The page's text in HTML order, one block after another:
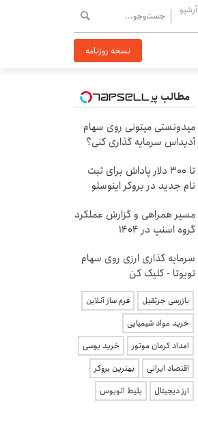
آرشیو
نسخه روزنامه
مطالب پیشنهادی
میدونستی میتونی روی سهام
آدیداس سرمایه گذاری کنی؟
تا ۳۰۰ دلار پاداش برای ثبت
نام جدید در بروکر اینوسلو
مسیر همراهی و گزارش عملکرد
گروه اسنپ در ۱۴۰۴
سرمایه گذاری ارزی روی سهام
تویوتا - کلیک کن
بازرسی جرثقیل
فرم ساز آنلاین
خرید مواد شیمیایی
امداد کرمان موتور
خرید یوسی
اقتصاد ایرانی
بهترین بروکر
ارز دیجیتال
بلیط اتوبوس